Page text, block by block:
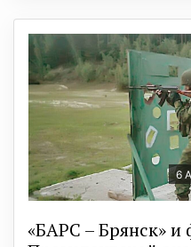
6
«БАРС – Брянск» и